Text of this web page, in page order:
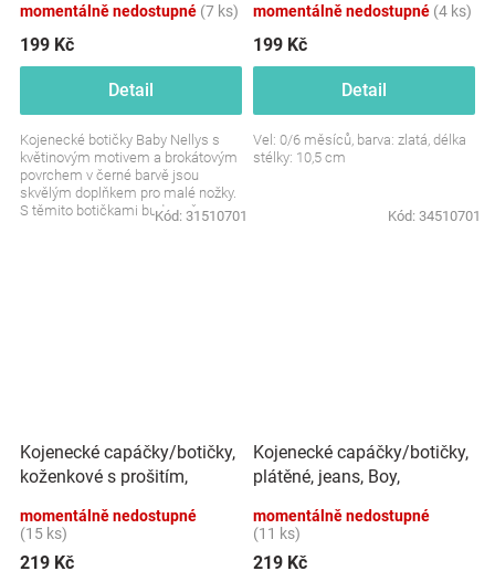
momentálně nedostupné (7 ks)
199 Kč
Detail
Kojenecké botičky Baby Nellys s
květinovým motivem a brokátovým
povrchem v černé barvě jsou
skvělým doplňkem pro malé nožky.
S těmito botičkami bude vaše
Kód: 31510701
momentálně nedostupné (4 ks)
199 Kč
Detail
Vel: 0/6 měsíců, barva: zlatá, délka
stélky: 10,5 cm
Kód: 34510701
Kojenecké capáčky/botičky,
koženkové s prošitím,
momentálně nedostupné
(15 ks)
219 Kč
Kojenecké capáčky/botičky,
plátěné, jeans, Boy,
momentálně nedostupné
(11 ks)
219 Kč